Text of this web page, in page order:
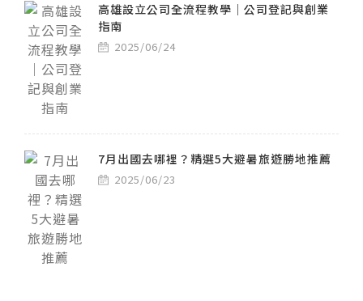
高雄設立公司全流程教學｜公司登記與創業
指南
2025/06/24
7月出國去哪裡？精選5大避暑旅遊勝地推薦
2025/06/23